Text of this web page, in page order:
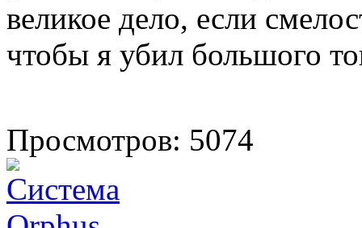
великое дело, если
чтобы я убил большого
Просмотров: 5074